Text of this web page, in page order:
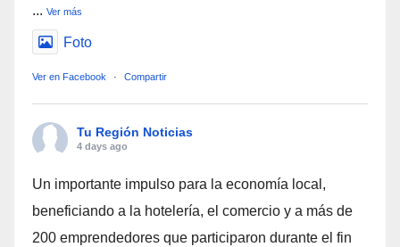
... Ver más
Foto
Ver en Facebook · Compartir
Tu Región Noticias
4 days ago
Un importante impulso para la economía local,
beneficiando a la hotelería, el comercio y a más de
200 emprendedores que participaron durante el fin